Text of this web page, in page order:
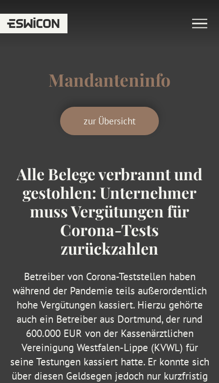
Mandanteninfo
zur Übersicht
Alle Belege verbrannt und
gestohlen: Unternehmer
muss Vergütungen für
Corona-Tests
zurückzahlen
Betreiber von Corona-Teststellen haben
während der Pandemie teils außerordentlich
hohe Vergütungen kassiert. Hierzu gehörte
auch ein Betreiber aus Dortmund, der rund
600.000 EUR von der Kassenärztlichen
Vereinigung Westfalen-Lippe (KVWL) für
seine Testungen kassiert hatte. Er konnte sich
über diesen Geldsegen jedoch nur kurzfristig